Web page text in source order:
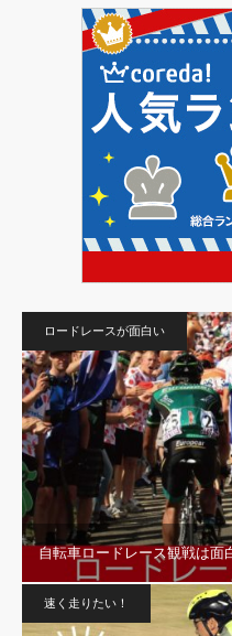
ロードレースが面白い
自転車ロードレース観戦は面
速く走りたい！